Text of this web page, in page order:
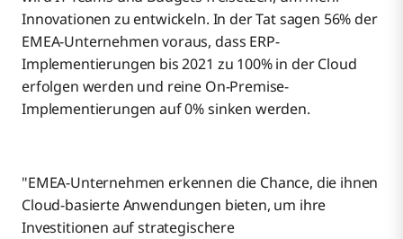
Innovationen zu entwickeln. In der Tat sagen 56% der
EMEA-Unternehmen voraus, dass ERP-
Implementierungen bis 2021 zu 100% in der Cloud
erfolgen werden und reine On-Premise-
Implementierungen auf 0% sinken werden.
"EMEA-Unternehmen erkennen die Chance, die ihnen
Cloud-basierte Anwendungen bieten, um ihre
Investitionen auf strategischere